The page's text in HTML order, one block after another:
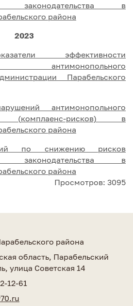
законодательства в
района
2023
эффективности
антимонопольного
Парабельского
антимонопольного
(комплаенс-рисков) в
района
по снижению рисков
законодательства в
района
Просмотров: 3095
района
область, Парабельский
улица Советская 14
12-61